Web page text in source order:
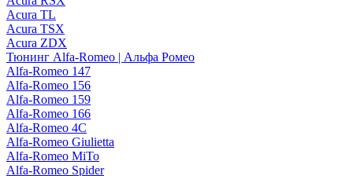
Acura TL
Acura TSX
Acura ZDX
Тюнинг Alfa-Romeo | Альфа Ромео
Alfa-Romeo 147
Alfa-Romeo 156
Alfa-Romeo 159
Alfa-Romeo 166
Alfa-Romeo 4C
Alfa-Romeo Giulietta
Alfa-Romeo MiTo
Alfa-Romeo Spider